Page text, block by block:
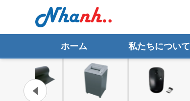
ホーム 私たちについて